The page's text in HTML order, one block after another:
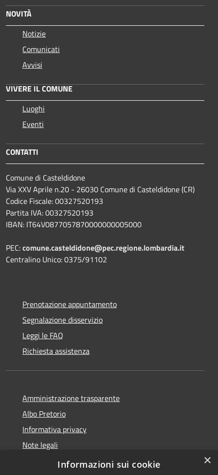
NOVITÀ
Notizie
Comunicati
Avvisi
VIVERE IL COMUNE
Luoghi
Eventi
CONTATTI
Comune di Casteldidone
Via XXV Aprile n.20 - 26030 Comune di Casteldidone (CR)
Codice Fiscale: 00327520193
Partita IVA: 00327520193
IBAN: IT64V0877057870000000005000
PEC:comune.casteldidone@pec.regione.lombardia.it
Centralino Unico: 0375/91102
Prenotazione appuntamento
Segnalazione disservizio
Leggi le FAQ
Richiesta assistenza
Amministrazione trasparente
Albo Pretorio
Informativa privacy
Note legali
Dichiarazione di accessibilità
×
Informazioni sui cookie